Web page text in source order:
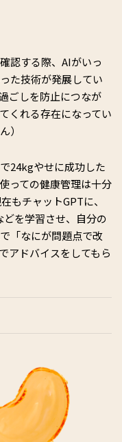
認する際、AIがいっ
た技術が発展してい
ごしを防止につなが
くれる存在になってい
）
24kgやせに成功した
っての健康管理は十分
もチャットGPTに、
を学習させ、自分の
「なにが問題点で改
アドバイスをしてもら